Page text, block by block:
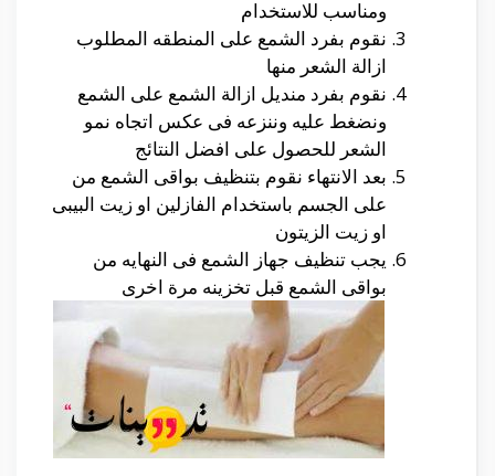
ومناسب للاستخدام
نقوم بفرد الشمع على المنطقه المطلوب
ازالة الشعر منها
نقوم بفرد منديل ازالة الشمع على الشمع
ونضغط عليه وننزعه فى عكس اتجاه نمو
الشعر للحصول على افضل النتائج
بعد الانتهاء نقوم بتنظيف بواقى الشمع من
على الجسم باستخدام الفازلين او زيت البيبى
او زيت الزيتون
يجب تنظيف جهاز الشمع فى النهايه من
بواقى الشمع قبل تخزينه مرة اخرى